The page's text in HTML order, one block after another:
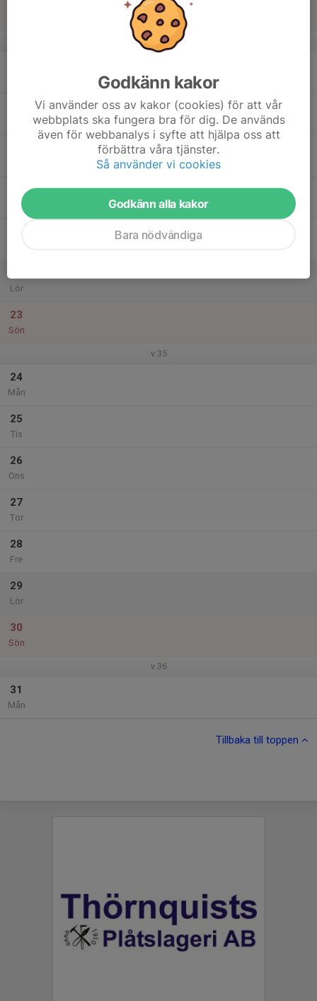
v.34
Tor
Lör
23
Sön
v.35
24
Mån
25
Tis
26
Ons
27
Tor
28
Fre
29
Lör
30
Sön
v.36
31
Mån
Tillbaka till toppen
Godkänn kakor
Vi använder oss av kakor (cookies) för att vår
webbplats ska fungera bra för dig. De används
även för webbanalys i syfte att hjälpa oss att
förbättra våra tjänster.
Så använder vi cookies
Godkänn alla kakor
Bara nödvändiga